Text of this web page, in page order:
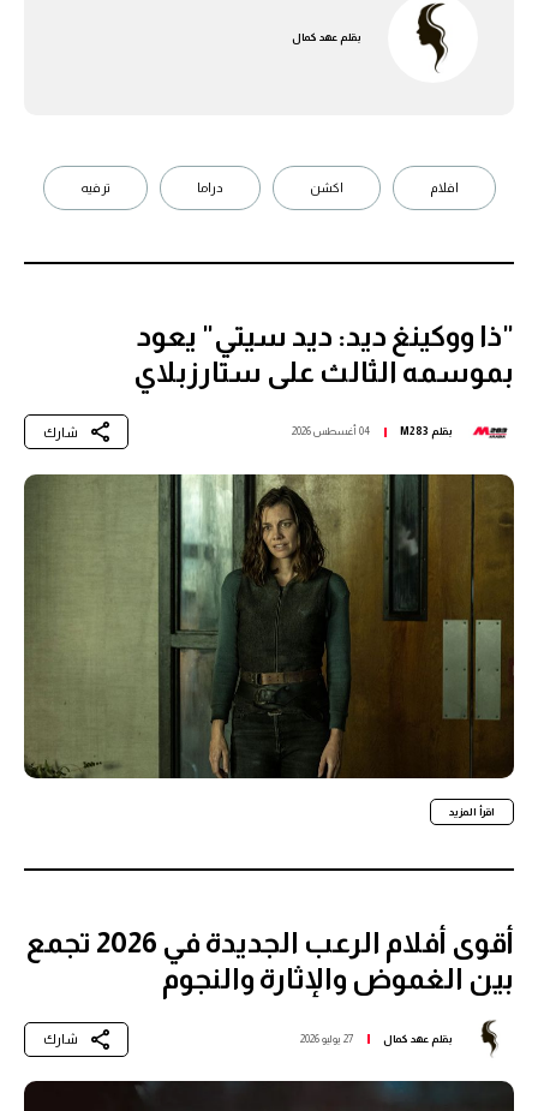
بقلمعهد كمال
افلام اكشن دراما ترفيه
"ذا ووكينغ ديد: ديد سيتي" يعود
بموسمه الثالث على ستارزبلاي
بقلم M283 04 أغسطس 2026 شارك
اقرأ المزيد
أقوى أفلام الرعب الجديدة في 2026 تجمع
بين الغموض والإثارة والنجوم
بقلم عهد كمال 27 يوليو 2026 شارك